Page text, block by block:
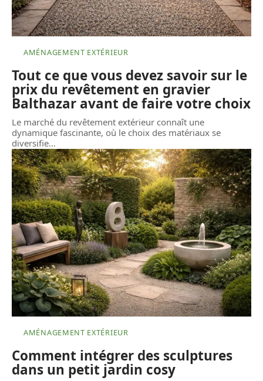
AMÉNAGEMENT EXTÉRIEUR
Tout ce que vous devez savoir sur le
prix du revêtement en gravier
Balthazar avant de faire votre choix
Le marché du revêtement extérieur connaît une
dynamique fascinante, où le choix des matériaux se
diversifie…
AMÉNAGEMENT EXTÉRIEUR
Comment intégrer des sculptures
dans un petit jardin cosy